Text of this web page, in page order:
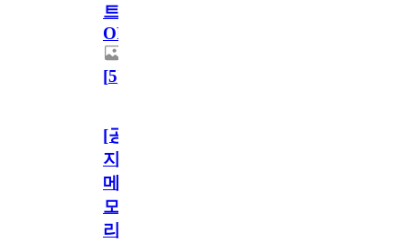
트
OPEN!
[5]
[공
지]
메
모
리